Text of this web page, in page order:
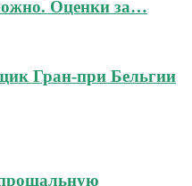
Оценки за…
Гран-при Бельгии